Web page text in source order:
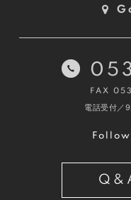
FAX
電話受付／
Follow